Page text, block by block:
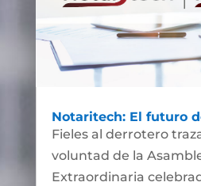
Notaritech: El futuro
Fieles al derrotero
voluntad de la
Extraordinaria